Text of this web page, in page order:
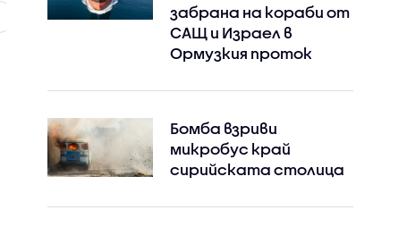
Instagram Facebook
забрана на кораби от
САЩ и Израел в
Ормузкия проток
Бомба взриви
микробус край
сирийската столица